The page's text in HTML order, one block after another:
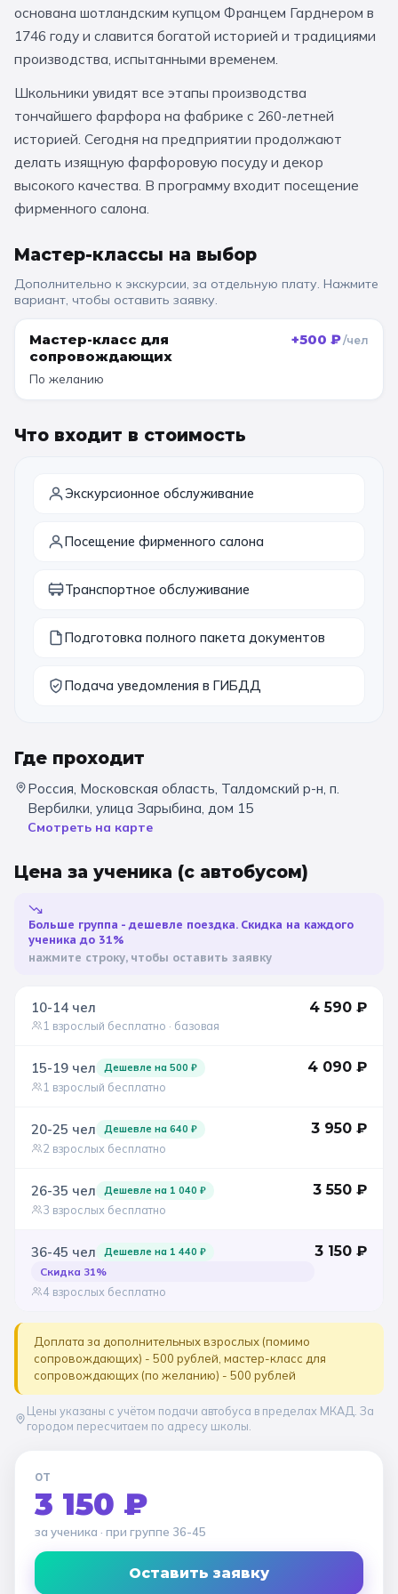
За кулисами театров
Народные промыслы Интерактивные
Квесты Мастер-классы
🎓 ПО КЛАССАМ
Все классы
Дошкольники
Начальные классы
5 класс 6 класс
7 класс 8 класс
География Ещё 7
🏛️ МУЗЕИ
Все музеи Музей космонавтики
Дарвиновский музей
Москва
Подмосковье
Санкт-Петербург
Золотое кольцо
Великий Новгород Алтай Архангельск
Рязань Мурманск Волгоград
основана шотландским купцом Францем Гарднером в
1746 году и славится богатой историей и традициями
производства, испытанными временем.
Школьники увидят все этапы производства
тончайшего фарфора на фабрике с 260-летней
историей. Сегодня на предприятии продолжают
делать изящную фарфоровую посуду и декор
высокого качества. В программу входит посещение
фирменного салона.
Мастер-классы на выбор
Дополнительно к экскурсии, за отдельную плату. Нажмите
вариант, чтобы оставить заявку.
Мастер-класс для
сопровождающих
+500 ₽/чел
По желанию
Что входит в стоимость
Экскурсионное обслуживание
Посещение фирменного салона
Транспортное обслуживание
Подготовка полного пакета документов
Подача уведомления в ГИБДД
Где проходит
Россия, Московская область, Талдомский р-н, п.
Вербилки, улица Зарыбина, дом 15
Смотреть на карте
Цена за ученика (с автобусом)
Больше группа - дешевле поездка. Скидка на каждого
ученика до 31%
нажмите строку, чтобы оставить заявку
10-14 чел
1 взрослый бесплатно · базовая
4 590 ₽
15-19 чел Дешевле на 500 ₽
1 взрослый бесплатно
4 090 ₽
20-25 чел Дешевле на 640 ₽
2 взрослых бесплатно
3 950 ₽
26-35 чел Дешевле на 1 040 ₽
3 взрослых бесплатно
3 550 ₽
36-45 чел
Скидка 31%
Дешевле на 1 440 ₽
4 взрослых бесплатно
3 150 ₽
Доплата за дополнительных взрослых (помимо
сопровождающих) - 500 рублей, мастер-класс для
сопровождающих (по желанию) - 500 рублей
Цены указаны с учётом подачи автобуса в пределах МКАД. За
городом пересчитаем по адресу школы.
ОТ
3 150 ₽
за ученика · при группе 36-45
Оставить заявку